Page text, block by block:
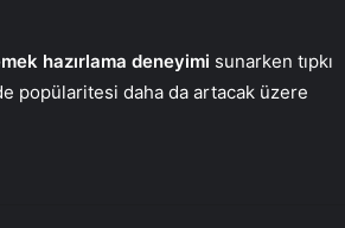
hazırlama deneyimi sunarken tıpkı
popülaritesi daha da artacak üzere